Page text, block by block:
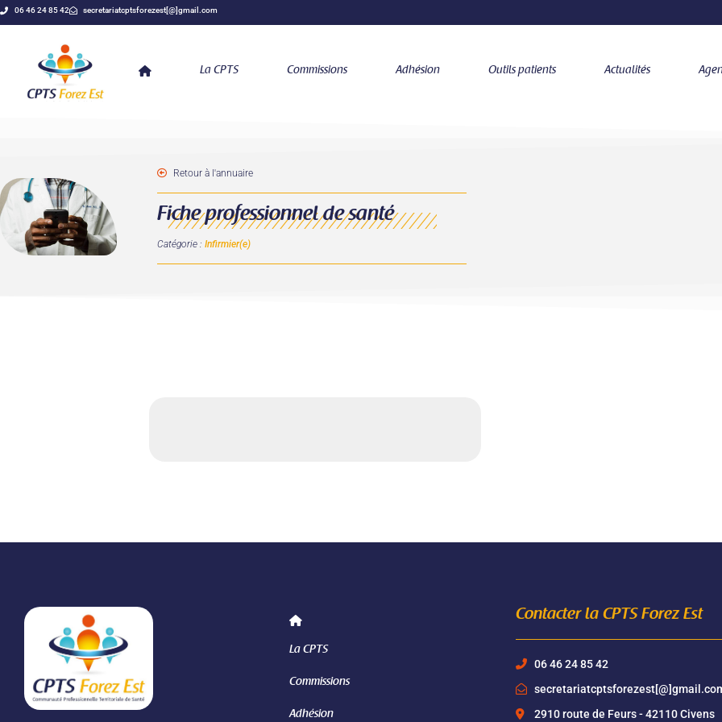
06 46 24 85 42 secretariatcptsforezest[@]gmail.com
La CPTS Commissions Adhésion Outils patients Actualités
Retour à l'annuaire
Fiche professionnel de santé
Catégorie : Infirmier(e)
La CPTS
Commissions
Adhésion
Contacter la CPTS Forez Est
06 46 24 85 42
2910 route de Feurs - 42110 Civens